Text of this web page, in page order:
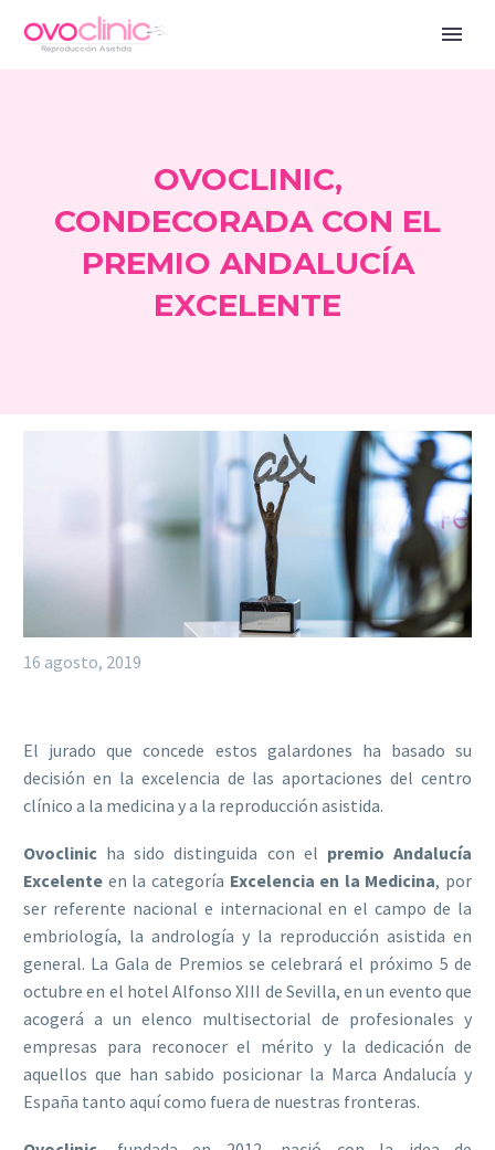
OVOCLINIC,
CONDECORADA CON EL
PREMIO ANDALUCÍA
EXCELENTE
16 agosto, 2019
El jurado que concede estos galardones ha basado su
decisión en la excelencia de las aportaciones del centro
clínico a la medicina y a la reproducción asistida.
Ovoclinic ha sido distinguida con el premio Andalucía
Excelente en la categoría Excelencia en la Medicina, por
ser referente nacional e internacional en el campo de la
embriología, la andrología y la reproducción asistida en
general. La Gala de Premios se celebrará el próximo 5 de
octubre en el hotel Alfonso XIII de Sevilla, en un evento que
acogerá a un elenco multisectorial de profesionales y
empresas para reconocer el mérito y la dedicación de
aquellos que han sabido posicionar la Marca Andalucía y
España tanto aquí como fuera de nuestras fronteras.